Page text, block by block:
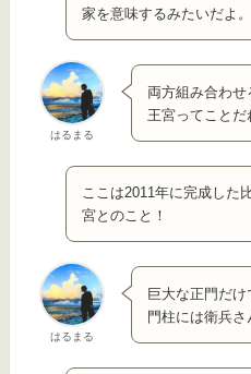
家を意味するみたいだよ。
はるまる
両方組み合わ
王宮ってことだ
ここは2011年に完成した
宮とのこと！
はるまる
巨大な正門だ
門柱には衛兵さ